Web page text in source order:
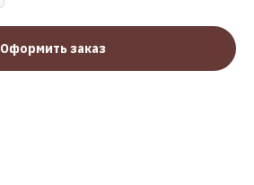
Оформить заказ